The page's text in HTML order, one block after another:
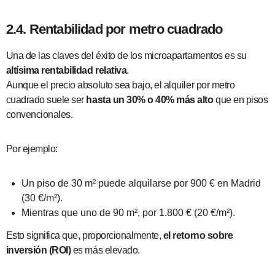
2.4. Rentabilidad por metro cuadrado
Una de las claves del éxito de los microapartamentos es su
altísima rentabilidad relativa.
Aunque el precio absoluto sea bajo, el alquiler por metro
cuadrado suele ser hasta un 30% o 40% más altoque en pisos
convencionales.
Por ejemplo:
Un piso de 30 m² puede alquilarse por 900 € en Madrid
(30 €/m²).
Mientras que uno de 90 m², por 1.800 € (20 €/m²).
Esto significa que, proporcionalmente, el retorno sobre
inversión (ROI)es más elevado.